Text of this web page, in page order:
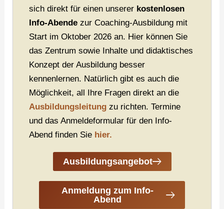
sich direkt für einen unserer kostenlosen
Info-Abende zur Coaching-Ausbildung mit
Start im Oktober 2026 an. Hier können Sie
das Zentrum sowie Inhalte und didaktisches
Konzept der Ausbildung besser
kennenlernen. Natürlich gibt es auch die
Möglichkeit, all Ihre Fragen direkt an die
Ausbildungsleitung zu richten. Termine
und das Anmeldeformular für den Info-
Abend finden Sie hier.
Ausbildungsangebot
Anmeldung zum Info-
Abend